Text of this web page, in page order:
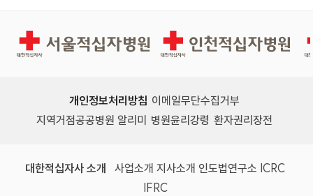
서울적십자병원 인천적십자병원
개인정보처리방침 이메일무단수집거부
지역거점공공병원 알리미
병원윤리강령 환자권리장전
대한적십자사 소개 사업소개 지사소개 인도법연구소 ICRC
IFRC